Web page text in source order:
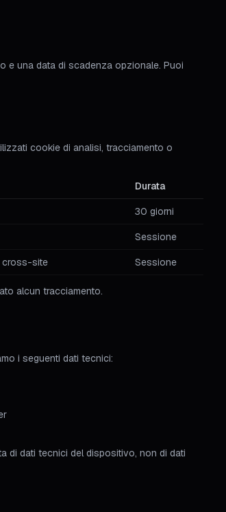
e una data di scadenza opzionale. Puoi
cookie di analisi, tracciamento o
Durata
30 giorni
Sessione
cross-site Sessione
alcun tracciamento.
i seguenti dati tecnici:
di dati tecnici del dispositivo, non di dati